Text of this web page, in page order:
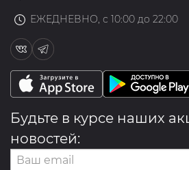
ЕЖЕДНЕВНО, с 10:00 до 22:00
Будьте в курсе наших
новостей: